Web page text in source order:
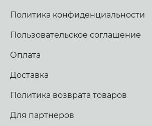
Политика конфиденциальности
Пользовательское соглашение
Оплата
Доставка
Политика возврата товаров
Для партнеров